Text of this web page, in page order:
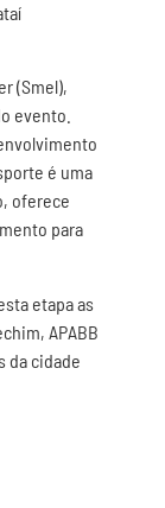
(Smel),
evento.
é uma
oferece
para
etapa as
APABB
da cidade